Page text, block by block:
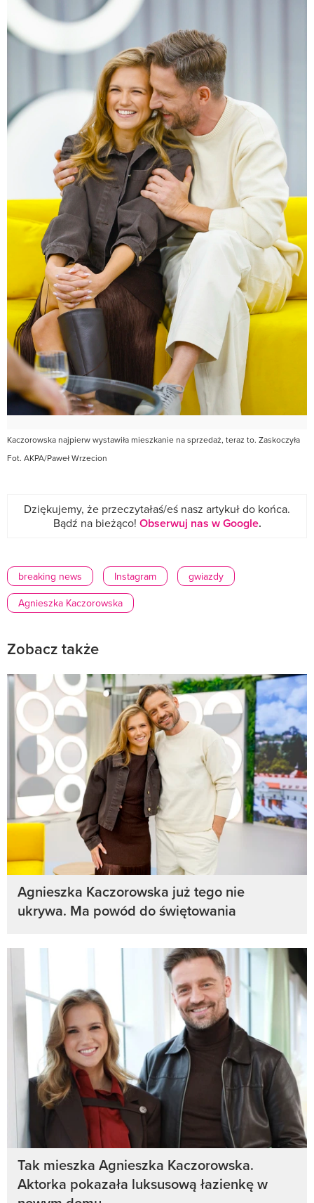
Kaczorowska najpierw wystawiła mieszkanie na sprzedaż, teraz to. Zaskoczyła
Fot. AKPA/Paweł Wrzecion
Dziękujemy, że przeczytałaś/eś nasz artykuł do końca.
Bądź na bieżąco! Obserwuj nas w Google.
breaking news Instagram
gwiazdy
Agnieszka Kaczorowska
Zobacz także
Agnieszka Kaczorowska już tego nie
ukrywa. Ma powód do świętowania
Tak mieszka Agnieszka Kaczorowska.
Aktorka pokazała luksusową łazienkę w